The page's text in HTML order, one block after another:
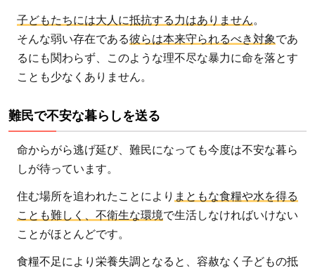
子どもたちには大人に抵抗する力はありません。
そんな弱い存在である彼らは本来守られるべき対象であ
るにも関わらず、このような理不尽な暴力に命を落とす
ことも少なくありません。
難民で不安な暮らしを送る
命からがら逃げ延び、難民になっても今度は不安な暮ら
しが待っています。
住む場所を追われたことにより まともな食糧や水を得る
ことも難しく、不衛生な環境で生活しなければいけない
ことがほとんどです。
食糧不足により栄養失調となると、容赦なく子どもの抵